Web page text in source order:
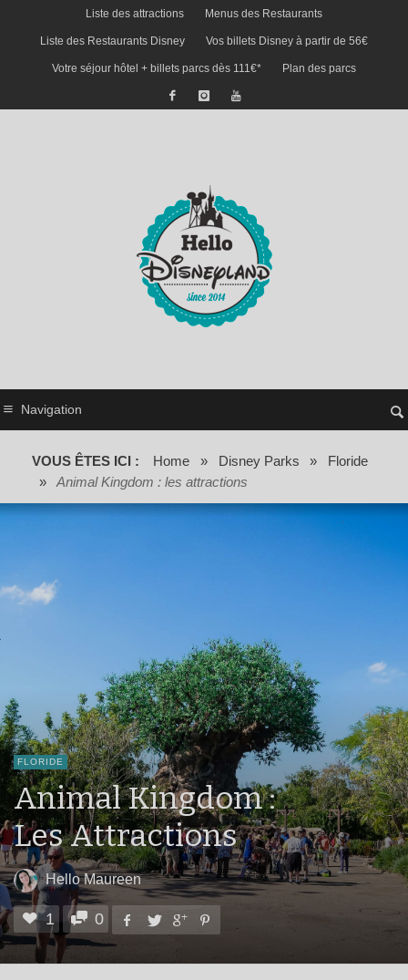
Liste des attractions Menus des Restaurants
Liste des Restaurants Disney Vos billets Disney à partir de 56€
Votre séjour hôtel + billets parcs dès 111€* Plan des parcs
Navigation
VOUS ÊTES ICI : Home » Disney Parks »
Floride
»
Animal Kingdom : les attractions
FLORIDE
Animal Kingdom :
Les Attractions
Hello Maureen
1 0